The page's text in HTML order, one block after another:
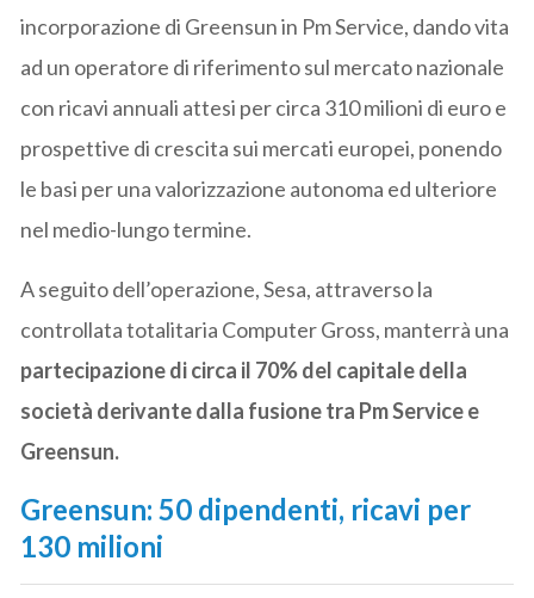
incorporazione di Greensun in Pm Service, dando vita
ad un operatore di riferimento sul mercato nazionale
con ricavi annuali attesi per circa 310 milioni di euro e
prospettive di crescita sui mercati europei, ponendo
le basi per una valorizzazione autonoma ed ulteriore
nel medio-lungo termine.
A seguito dell’operazione, Sesa, attraverso la
controllata totalitaria Computer Gross, manterrà una
partecipazione di circa il 70% del capitale della
società derivante dalla fusione tra Pm Service e
Greensun.
Greensun: 50 dipendenti, ricavi per
130 milioni